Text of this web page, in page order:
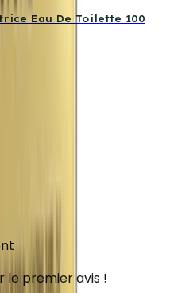
Eau De Toilette 100
le premier avis !